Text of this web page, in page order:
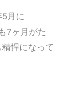
月に
7ヶ月がた
悍になって